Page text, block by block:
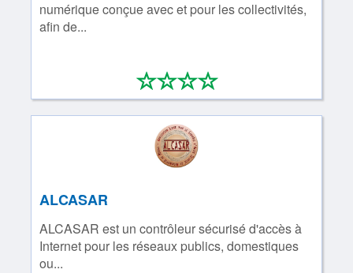
numérique conçue avec et pour les collectivités,
afin de...
****
0/4
ALCASAR
ALCASAR est un contrôleur sécurisé d'accès à
Internet pour les réseaux publics, domestiques
ou...